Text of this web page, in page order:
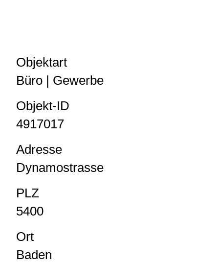
Objektart
Büro | Gewerbe
Objekt-ID
4917017
Adresse
Dynamostrasse
PLZ
5400
Ort
Baden